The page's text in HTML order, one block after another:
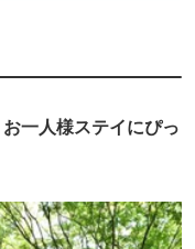
一人様ステイにぴっ